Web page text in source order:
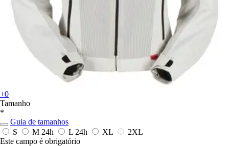
+0
Tamanho
*
Guia de tamanhos
S
M 24h L 24h XL
2XL
Este campo é obrigatório